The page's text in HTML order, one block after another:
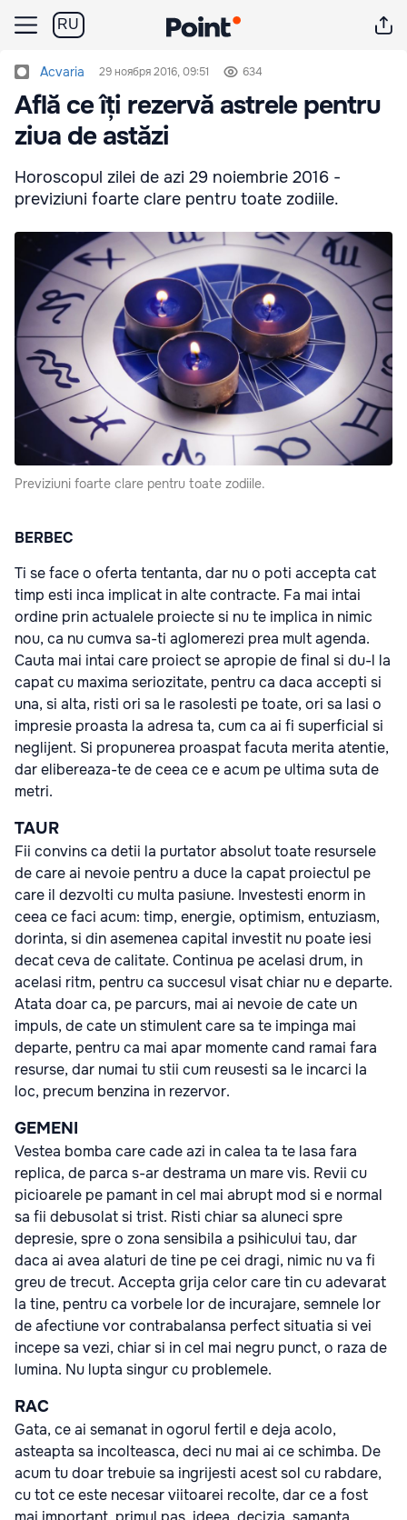
RU
Acvaria 29 ноября 2016, 09:51 634
Află ce îți rezervă astrele pentru
ziua de astăzi
Horoscopul zilei de azi 29 noiembrie 2016 -
previziuni foarte clare pentru toate zodiile.
Previziuni foarte clare pentru toate zodiile.
BERBEC
Ti se face o oferta tentanta, dar nu o poti accepta cat
timp esti inca implicat in alte contracte. Fa mai intai
ordine prin actualele proiecte si nu te implica in nimic
nou, ca nu cumva sa-ti aglomerezi prea mult agenda.
Cauta mai intai care proiect se apropie de final si du-l la
capat cu maxima seriozitate, pentru ca daca accepti si
una, si alta, risti ori sa le rasolesti pe toate, ori sa lasi o
impresie proasta la adresa ta, cum ca ai fi superficial si
neglijent. Si propunerea proaspat facuta merita atentie,
dar elibereaza-te de ceea ce e acum pe ultima suta de
metri.
TAUR
Fii convins ca detii la purtator absolut toate resursele
de care ai nevoie pentru a duce la capat proiectul pe
care il dezvolti cu multa pasiune. Investesti enorm in
ceea ce faci acum: timp, energie, optimism, entuziasm,
dorinta, si din asemenea capital investit nu poate iesi
decat ceva de calitate. Continua pe acelasi drum, in
acelasi ritm, pentru ca succesul visat chiar nu e departe.
Atata doar ca, pe parcurs, mai ai nevoie de cate un
impuls, de cate un stimulent care sa te impinga mai
departe, pentru ca mai apar momente cand ramai fara
resurse, dar numai tu stii cum reusesti sa le incarci la
loc, precum benzina in rezervor.
GEMENI
Vestea bomba care cade azi in calea ta te lasa fara
replica, de parca s-ar destrama un mare vis. Revii cu
picioarele pe pamant in cel mai abrupt mod si e normal
sa fii debusolat si trist. Risti chiar sa aluneci spre
depresie, spre o zona sensibila a psihicului tau, dar
daca ai avea alaturi de tine pe cei dragi, nimic nu va fi
greu de trecut. Accepta grija celor care tin cu adevarat
la tine, pentru ca vorbele lor de incurajare, semnele lor
de afectiune vor contrabalansa perfect situatia si vei
incepe sa vezi, chiar si in cel mai negru punct, o raza de
lumina. Nu lupta singur cu problemele.
RAC
Gata, ce ai semanat in ogorul fertil e deja acolo,
asteapta sa incolteasca, deci nu mai ai ce schimba. De
acum tu doar trebuie sa ingrijesti acest sol cu rabdare,
cu tot ce este necesar viitoarei recolte, dar ce a fost